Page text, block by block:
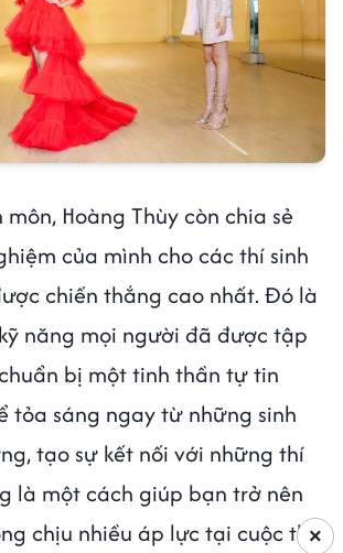
Hoàng Thùy còn chia sẻ
của mình cho các thí sinh
chiến thắng cao nhất. Đó là
năng mọi người đã được tập
bị một tinh thần tự tin
tỏa sáng ngay từ những sinh
tạo sự kết nối với những thí
là một cách giúp bạn trở nên
chịu nhiều áp lực tại cuộc thi.
×